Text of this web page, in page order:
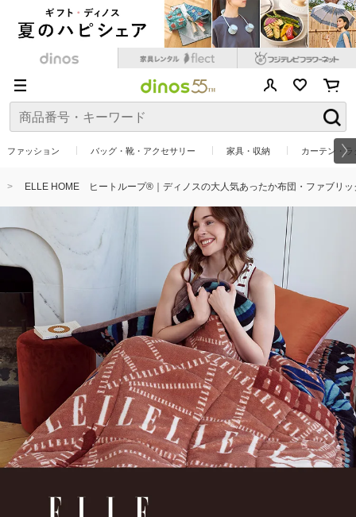
ファッション バッグ・靴・アクセサリー 家具・収納 カーテン・
ELLE HOME ヒートループ®｜ディノスの大人気あったか布団・ファブリッ